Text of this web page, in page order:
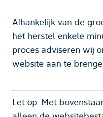
Afhankelijk van de
het herstel enkele
proces adviseren wij
website aan te
Let op: Met